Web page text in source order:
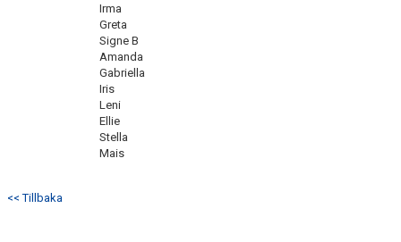
Irma
Greta
Signe B
Amanda
Gabriella
Iris
Leni
Ellie
Stella
Mais
<< Tillbaka